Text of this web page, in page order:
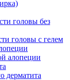
головы без
головы с гелем
алопеции
дерматита